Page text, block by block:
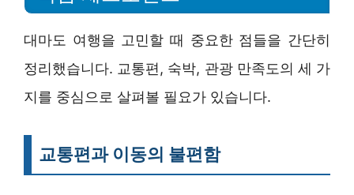
대마도 여행을 고민할 때 중요한 점들을 간단히
정리했습니다. 교통편, 숙박, 관광 만족도의 세 가
지를 중심으로 살펴볼 필요가 있습니다.
교통편과 이동의 불편함